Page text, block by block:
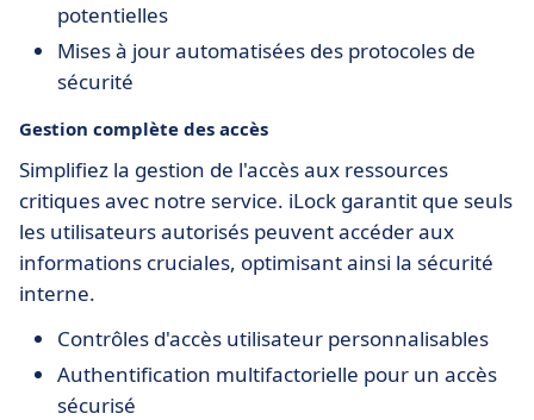
potentielles
Mises à jour automatisées des protocoles de
sécurité
Gestion complète des accès
Simplifiez la gestion de l'accès aux ressources
critiques avec notre service. iLock garantit que seuls
les utilisateurs autorisés peuvent accéder aux
informations cruciales, optimisant ainsi la sécurité
interne.
Contrôles d'accès utilisateur personnalisables
Authentification multifactorielle pour un accès
sécurisé